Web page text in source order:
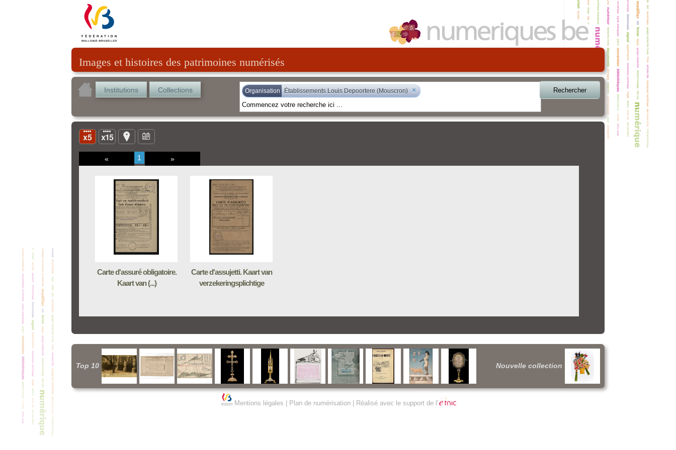
Images et histoires des patrimoines numérisés
Institutions Collections Organisation Établissements Louis Depoortere (Mouscron) × Rechercher
« 1 »
Carte d'assuré obligatoire.
Kaart van (...)
Carte d'assujetti. Kaart van
verzekeringsplichtige
Top 10 Nouvelle collection
Mentions légales Plan de numérisation| Réalisé avec le support de l'